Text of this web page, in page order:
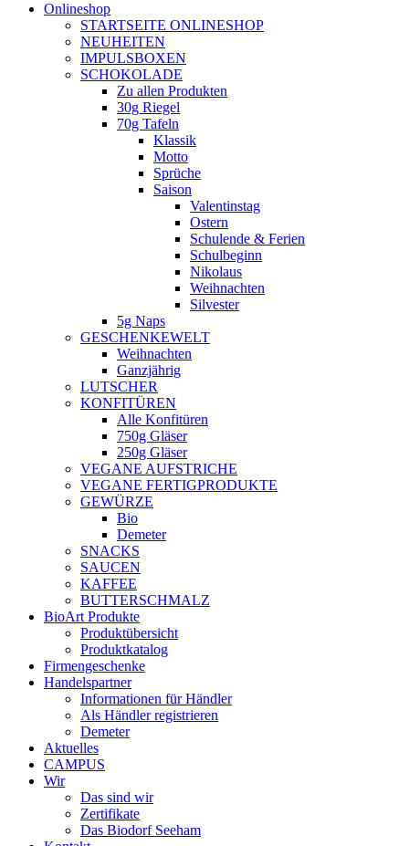
opensOnlineshop
STARTSEITE ONLINESHOP
NEUHEITEN
IMPULSBOXEN
SCHOKOLADE
Zu allen Produkten
30g Riegel
70g Tafeln
Klassik
Motto
Sprüche
Saison
Valentinstag
Ostern
Schulende & Ferien
Schulbeginn
Nikolaus
Weihnachten
Silvester
5g Naps
GESCHENKEWELT
Weihnachten
Ganzjährig
LUTSCHER
KONFITÜREN
Alle Konfitüren
750g Gläser
250g Gläser
VEGANE AUFSTRICHE
VEGANE FERTIGPRODUKTE
GEWÜRZE
Bio
Demeter
SNACKS
SAUCEN
KAFFEE
BUTTERSCHMALZ
BioArt Produkte
Produktübersicht
Produktkatalog
Firmengeschenke
Handelspartner
Informationen für Händler
Als Händler registrieren
Demeter
Aktuelles
CAMPUS
Wir
Das sind wir
Zertifikate
Das Biodorf Seeham